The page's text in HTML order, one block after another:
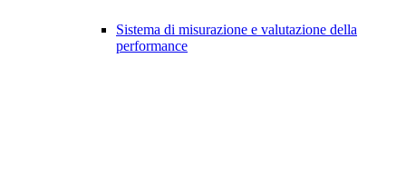
Sistema di misurazione e valutazione della
performance